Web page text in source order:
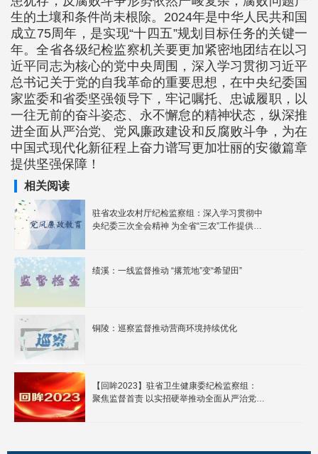
生的土壤和条件尚未根除。2024年是中华人民共和国
成立75周年，是实现“十四五”规划目标任务的关键一
年。全省各级纪检监察机关要更加紧密地团结在以习
近平同志为核心的党中央周围，深入学习贯彻习近平
总书记关于党的自我革命的重要思想，在中央纪委国
家监委和省委坚强领导下，牢记嘱托、忠诚履职，以
一往无前的奋斗姿态、永不懈怠的精神状态，纵深推
进全面从严治党、党风廉政建设和反腐败斗争，为在
中国式现代化新征程上奋力谱写更加壮丽的安徽篇章
提供坚强保障！
相关阅读
驻省农业农村厅纪检监察组：深入学习贯彻中
央纪委三次全会精神 为全省“三农”工作提供坚
绩溪：一线监督推动 “撂荒地”变“希望田”
铜陵：巡察监督推动营商环境持续优化
【回眸2023】驻省卫生健康委纪检监察组：
聚焦监督首责 以实招硬举推动全面从严治党向